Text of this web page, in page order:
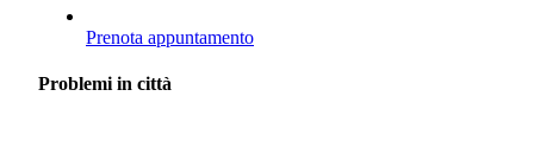
Prenota appuntamento
Problemi in città